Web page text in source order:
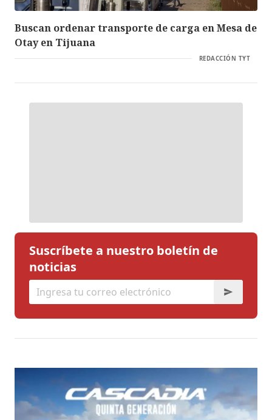
Buscan ordenar transporte de carga en Mesa de
Otay en Tijuana
REDACCIÓN TYT
Suscríbete a nuestro boletín de
noticias